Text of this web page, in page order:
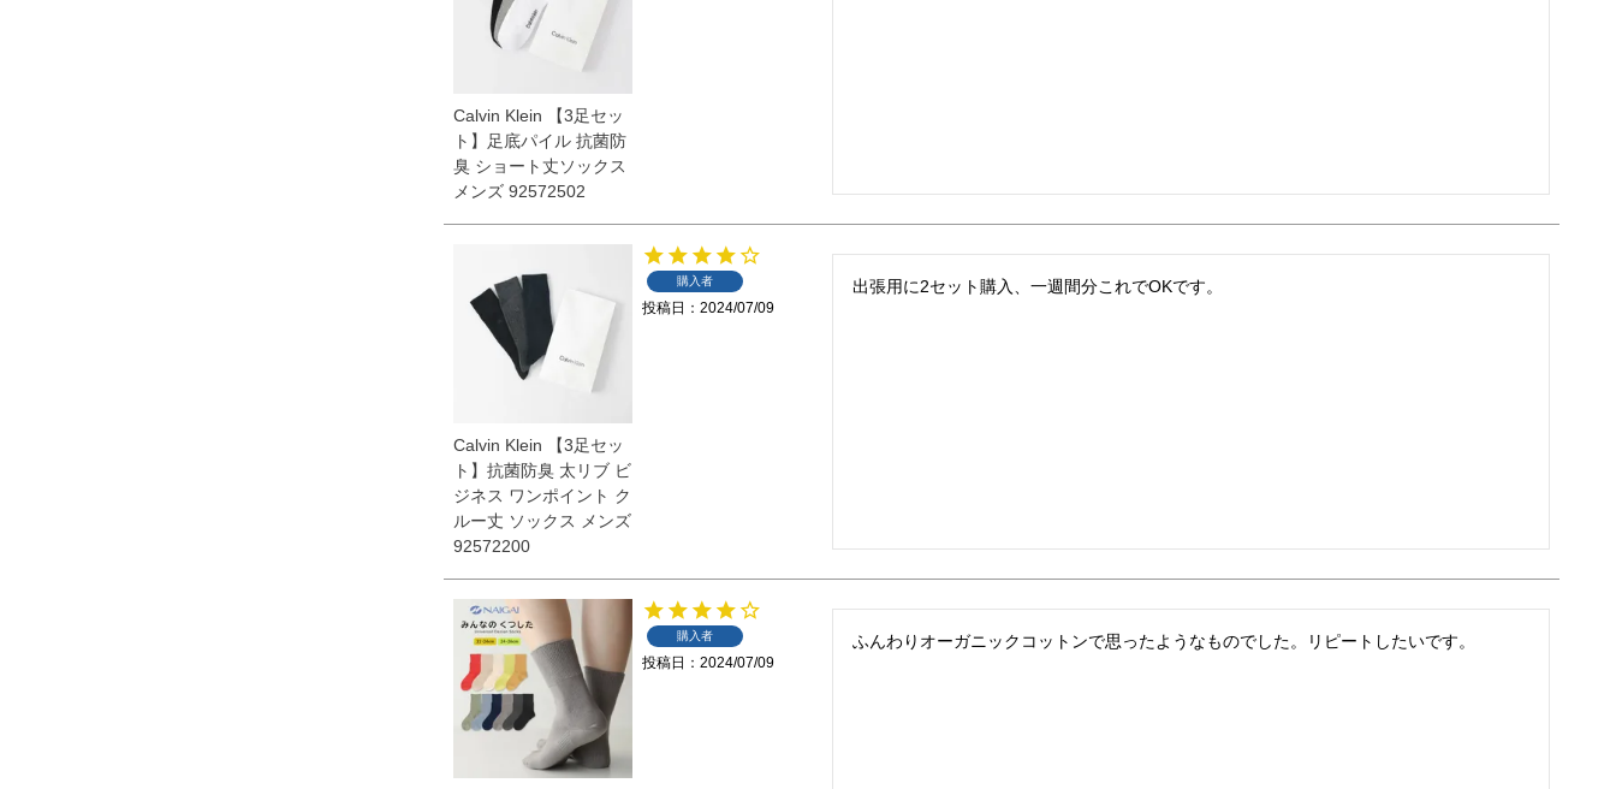
Calvin Klein 【3足セッ
ト】足底パイル 抗菌防
臭 ショート丈ソックス
メンズ 92572502
Calvin Klein 【3足セッ
ト】抗菌防臭 太リブ ビ
ジネス ワンポイント ク
ルー丈 ソックス メンズ
92572200
購入者
投稿日 2024/07/09
出張用に2セット購入、一週間分これでOKです。
購入者
投稿日 2024/07/09
ふんわりオーガニックコットンで思ったようなものでした。リピートしたいです。